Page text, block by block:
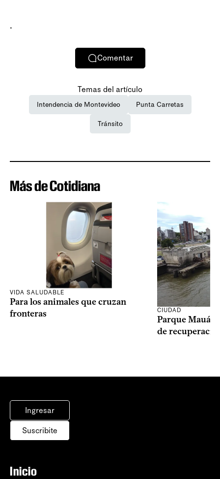
.
Comentar
Temas del artículo
Intendencia de Montevideo Punta Carretas
Tránsito
Más de Cotidiana
VIDA SALUDABLE
Para los animales que cruzan
fronteras
CIUDAD
Parque Mauá
de
Ingresar
Suscribite
Inicio